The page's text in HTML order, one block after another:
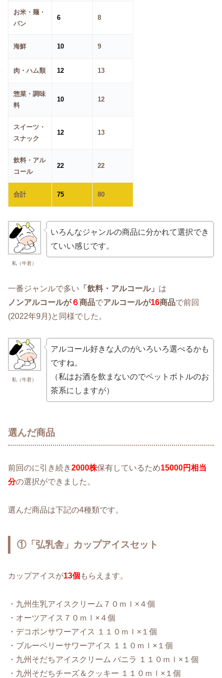
お米・麺・
パン
6 8
海鮮 10 9
肉・ハム類 12 13
惣菜・調味
料
10 12
スイーツ・
スナック
12 13
飲料・アル
コール
22 22
合計 75 80
私（牛君）
いろんなジャンルの商品に分かれて選択でき
ていい感じです。
一番ジャンルで多い 「飲料・アルコール」 は
ノンアルコールが６商品でアルコールが16商品で前回
(2022年9月)と同様でした。
私（牛君）
アルコール好きな人のがいろいろ選べるかも
ですね。
（私はお酒を飲まないのでペットボトルのお
茶系にしますが）
選んだ商品
前回のに引き続き2000株保有しているため15000円相当
分の選択ができました。
選んだ商品は下記の4種類です。
①「弘乳舎」カップアイスセット
カップアイスが13個 もらえます。
・九州生乳アイスクリーム７０ｍｌ×４個
・オーツアイス７０ｍｌ×４個
・デコポンサワーアイス １１０ｍｌ×１個
・ブルーベリーサワーアイス １１０ｍｌ×１個
・九州そだちアイスクリーム バニラ １１０ｍｌ×１個
・九州そだちチーズ＆クッキー １１０ｍｌ×１個